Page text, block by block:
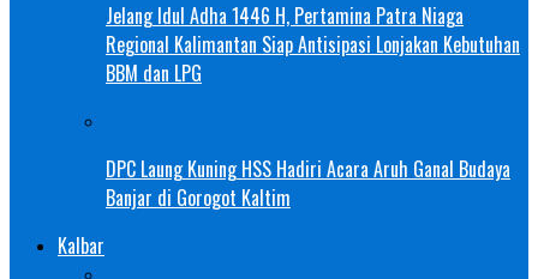
Jelang Idul Adha 1446 H, Pertamina Patra Niaga
Regional Kalimantan Siap Antisipasi Lonjakan Kebutuhan
BBM dan LPG
DPC Laung Kuning HSS Hadiri Acara Aruh Ganal Budaya
Banjar di Gorogot Kaltim
Kalbar